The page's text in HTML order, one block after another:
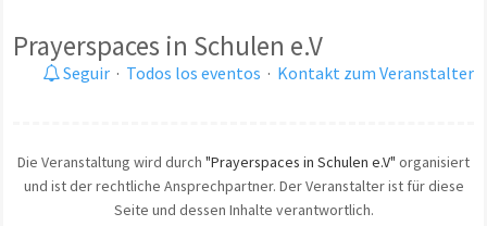
Prayerspaces in Schulen e.V
Seguir · Todos los eventos · Kontakt zum Veranstalter
Die Veranstaltung wird durch "Prayerspaces in Schulen e.V" organisiert
und ist der rechtliche Ansprechpartner. Der Veranstalter ist für diese
Seite und dessen Inhalte verantwortlich.